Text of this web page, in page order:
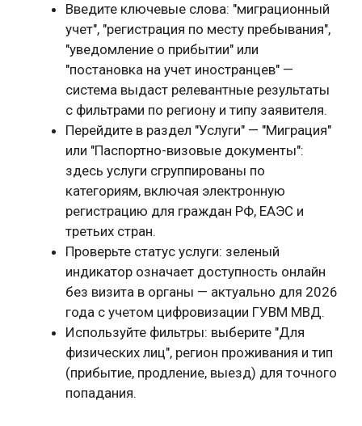
Введите ключевые слова: "миграционный
учет", "регистрация по месту пребывания",
"уведомление о прибытии" или
"постановка на учет иностранцев" —
система выдаст релевантные результаты
с фильтрами по региону и типу заявителя.
Перейдите в раздел "Услуги" — "Миграция"
или "Паспортно-визовые документы":
здесь услуги сгруппированы по
категориям, включая электронную
регистрацию для граждан РФ, ЕАЭС и
третьих стран.
Проверьте статус услуги: зеленый
индикатор означает доступность онлайн
без визита в органы — актуально для 2026
года с учетом цифровизации ГУВМ МВД.
Используйте фильтры: выберите "Для
физических лиц", регион проживания и тип
(прибытие, продление, выезд) для точного
попадания.